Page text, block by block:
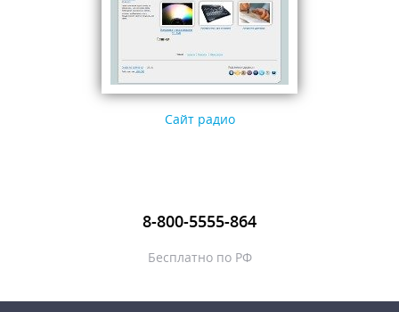
Сайт радио
8-800-5555-864
Бесплатно по РФ